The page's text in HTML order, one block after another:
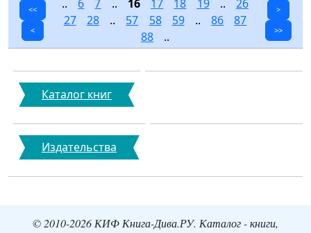
<<
<
.. 6 7 .. 16 17 18 19.. 26
27
28.. 57 58 59..86
87
88..
>
>>
Каталог книг
Издательства
© 2010-2026 КИФ Книга-Дива.РУ. Каталог - книги,